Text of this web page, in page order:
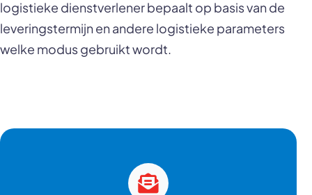
logistieke dienstverlener bepaalt op basis van de
leveringstermijn en andere logistieke parameters
welke modus gebruikt wordt.